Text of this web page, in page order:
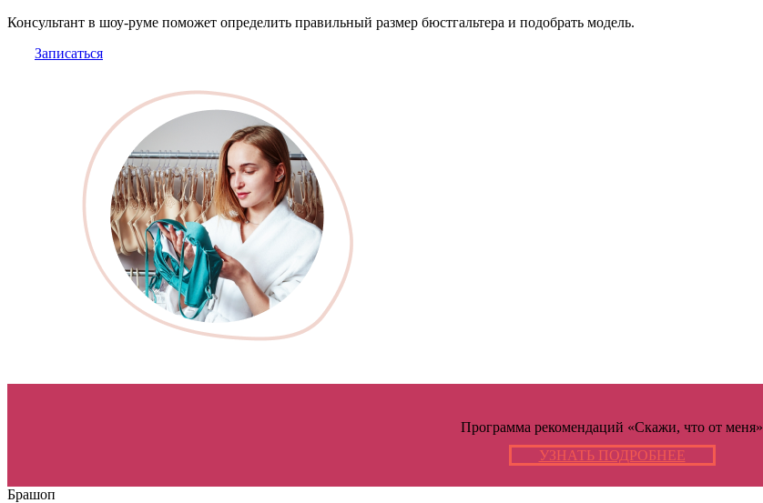
Консультант в шоу-руме поможет определить правильный размер бюстгальтера и подобрать модель.
Записаться
Программа рекомендаций «Скажи, что от меня»
УЗНАТЬ ПОДРОБНЕЕ
Брашоп